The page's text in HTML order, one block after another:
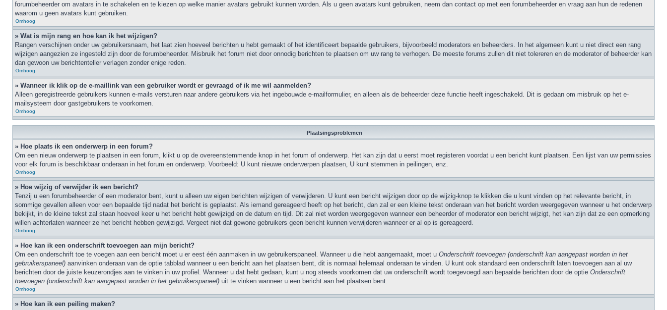
forumbeheerder om avatars in te schakelen en te kiezen op welke manier avatars gebruikt kunnen worden. Als u geen avatars kunt gebruiken, neem dan contact op met een forumbeheerder en vraag aan hun de redenen
waarom u geen avatars kunt gebruiken.
Omhoog
» Wat is mijn rang en hoe kan ik het wijzigen?
Rangen verschijnen onder uw gebruikersnaam, het laat zien hoeveel berichten u hebt gemaakt of het identificeert bepaalde gebruikers, bijvoorbeeld moderators en beheerders. In het algemeen kunt u niet direct een rang
wijzigen aangezien ze ingesteld zijn door de forumbeheerder. Misbruik het forum niet door onnodig berichten te plaatsen om uw rang te verhogen. De meeste forums zullen dit niet tolereren en de moderator of beheerder kan
dan gewoon uw berichtenteller verlagen zonder enige reden.
Omhoog
» Wanneer ik klik op de e-maillink van een gebruiker wordt er gevraagd of ik me wil aanmelden?
Alleen geregistreerde gebruikers kunnen e-mails versturen naar andere gebruikers via het ingebouwde e-mailformulier, en alleen als de beheerder deze functie heeft ingeschakeld. Dit is gedaan om misbruik op het e-
mailsysteem door gastgebruikers te voorkomen.
Omhoog
Plaatsingsproblemen
» Hoe plaats ik een onderwerp in een forum?
Om een nieuw onderwerp te plaatsen in een forum, klikt u op de overeenstemmende knop in het forum of onderwerp. Het kan zijn dat u eerst moet registeren voordat u een bericht kunt plaatsen. Een lijst van uw permissies
voor elk forum is beschikbaar onderaan in het forum en onderwerp. Voorbeeld: U kunt nieuwe onderwerpen plaatsen, U kunt stemmen in peilingen, enz.
Omhoog
» Hoe wijzig of verwijder ik een bericht?
Tenzij u een forumbeheerder of een moderator bent, kunt u alleen uw eigen berichten wijzigen of verwijderen. U kunt een bericht wijzigen door op de wijzig-knop te klikken die u kunt vinden op het relevante bericht, in
sommige gevallen alleen voor een bepaalde tijd nadat het bericht is geplaatst. Als iemand gereageerd heeft op het bericht, dan zal er een kleine tekst onderaan van het bericht worden weergegeven wanneer u het onderwerp
bekijkt, in de kleine tekst zal staan hoeveel keer u het bericht hebt gewijzigd en de datum en tijd. Dit zal niet worden weergegeven wanneer een beheerder of moderator een bericht wijzigt, het kan zijn dat ze een opmerking
willen achterlaten wanneer ze het bericht hebben gewijzigd. Vergeet niet dat gewone gebruikers geen bericht kunnen verwijderen wanneer er al op is gereageerd.
Omhoog
» Hoe kan ik een onderschrift toevoegen aan mijn bericht?
Om een onderschrift toe te voegen aan een bericht moet u er eest één aanmaken in uw gebruikerspaneel. Wanneer u die hebt aangemaakt, moet u Onderschrift toevoegen (onderschrift kan aangepast worden in het
gebruikerspaneel) aanvinken onderaan van de optie tabblad wanneer u een bericht aan het plaatsen bent, dit is normaal helemaal onderaan te vinden. U kunt ook standaard een onderschrift laten toevoegen aan al uw
berichten door de juiste keuzerondjes aan te vinken in uw profiel. Wanneer u dat hebt gedaan, kunt u nog steeds voorkomen dat uw onderschrift wordt toegevoegd aan bepaalde berichten door de optie Onderschrift
toevoegen (onderschrift kan aangepast worden in het gebruikerspaneel) uit te vinken wanneer u een bericht aan het plaatsen bent.
Omhoog
» Hoe kan ik een peiling maken?